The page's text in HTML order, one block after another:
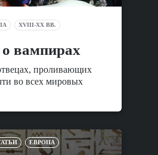
XVIII-XX ВВ.
вампирах
проливающих
во всех мировых
ЕВРОПА